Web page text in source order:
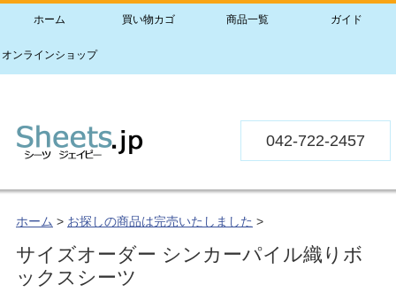
ホーム 買い物カゴ 商品一覧 ガイド
オンラインショップ
042-722-2457
ホーム > お探しの商品は完売いたしました >
サイズオーダー シンカーパイル織りボ
ックスシーツ